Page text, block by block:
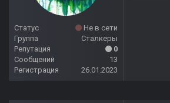
Статус
Не в сети
Группа
Сталкеры
Репутация
0
Сообщений
13
Регистрация
26.01.2023